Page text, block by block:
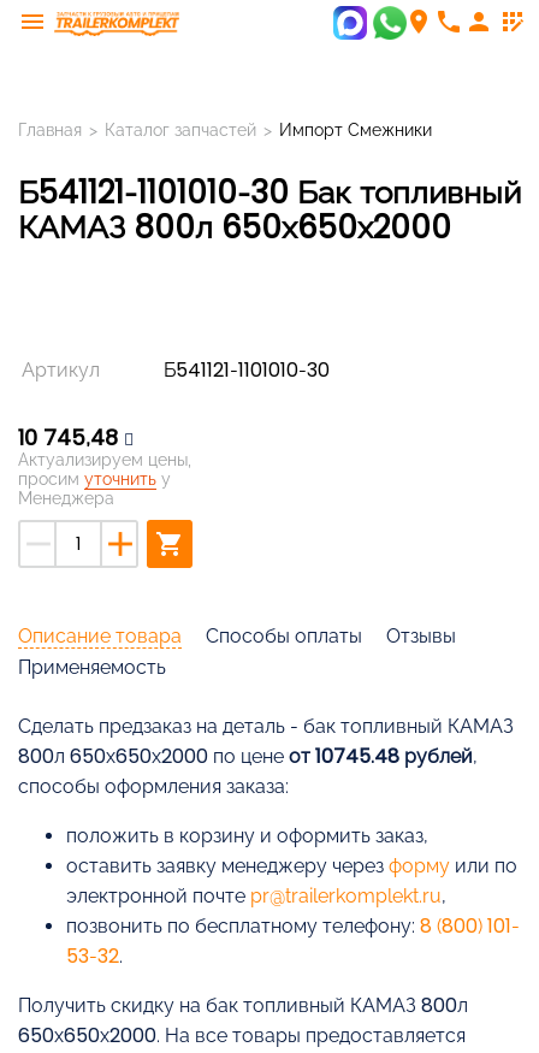
menu room phone person app_registration
Главная > Каталог запчастей > Импорт Смежники
Б541121-1101010-30 Бак топливный
КАМАЗ 800л 650х650х2000
Артикул Б541121-1101010-30
10 745,48
Актуализируем цены,
просим уточнить у
Менеджера
remove add shopping_cart
Описание товара Способы оплаты
Отзывы
Применяемость
Cделать предзаказ на деталь - бак топливный КАМАЗ
800л 650х650х2000 по цене от 10745.48 рублей,
способы оформления заказа:
положить в корзину и оформить заказ,
оставить заявку менеджеру через форму или по
электронной почте pr@trailerkomplekt.ru,
позвонить по бесплатному телефону: 8 (800) 101-
53-32.
Получить скидку на бак топливный КАМАЗ 800л
650х650х2000. На все товары предоставляется